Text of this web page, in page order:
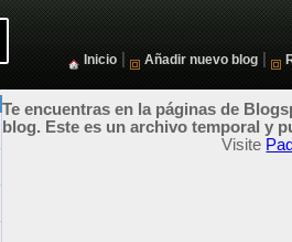
Inicio Añadir nuevo blog
Te encuentras en la páginas de
blog. Este es un archivo temporal y
Visite